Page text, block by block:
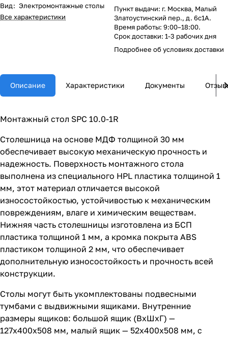
Вид: Электромонтажные столы
Все характеристики
Пункт выдачи: г. Москва, Малый
Златоустинский пер., д. 6с1А.
Время работы: 9:00–18:00.
Срок доставки: 1-3 рабочих дня
Подробнее обусловиях доставки
Описание Характеристики Документы
Монтажный стол SPC 10.0-1R
Столешница на основе МДФ толщиной 30 мм
обеспечивает высокую механическую прочность и
надежность. Поверхность монтажного стола
выполнена из специального HPL пластика толщиной 1
мм, этот материал отличается высокой
износостойкостью, устойчивостью к механическим
повреждениям, влаге и химическим веществам.
Нижняя часть столешницы изготовлена из БСП
пластика толщиной 1 мм, а кромка покрыта ABS
пластиком толщиной 2 мм, что обеспечивает
дополнительную износостойкость и прочность всей
конструкции.
Столы могут быть укомплектованы подвесными
тумбами с выдвижными ящиками. Внутренние
размеры ящиков: большой ящик (ВхШхГ) —
127х400х508 мм, малый ящик — 52х400х508 мм, с